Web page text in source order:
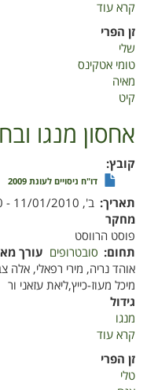
קרא עוד
מנגו
זן הפרי
שלי
טומי אטקינס
מאיה
קיט
אחסון מנגו
קובץ
דו"ח ניסויים לעונת 2009
תאריך ב', 11/01/2010 - 12:00
מחקר
פוסט הרווסט
תחום סובטרופים עורך
אוהד נריה, מירי רפאלי, אלה
מיכל מעוז-כייץ,ליאת עזאני ור
גידול
מנגו
קרא עוד
זן הפרי
טלי